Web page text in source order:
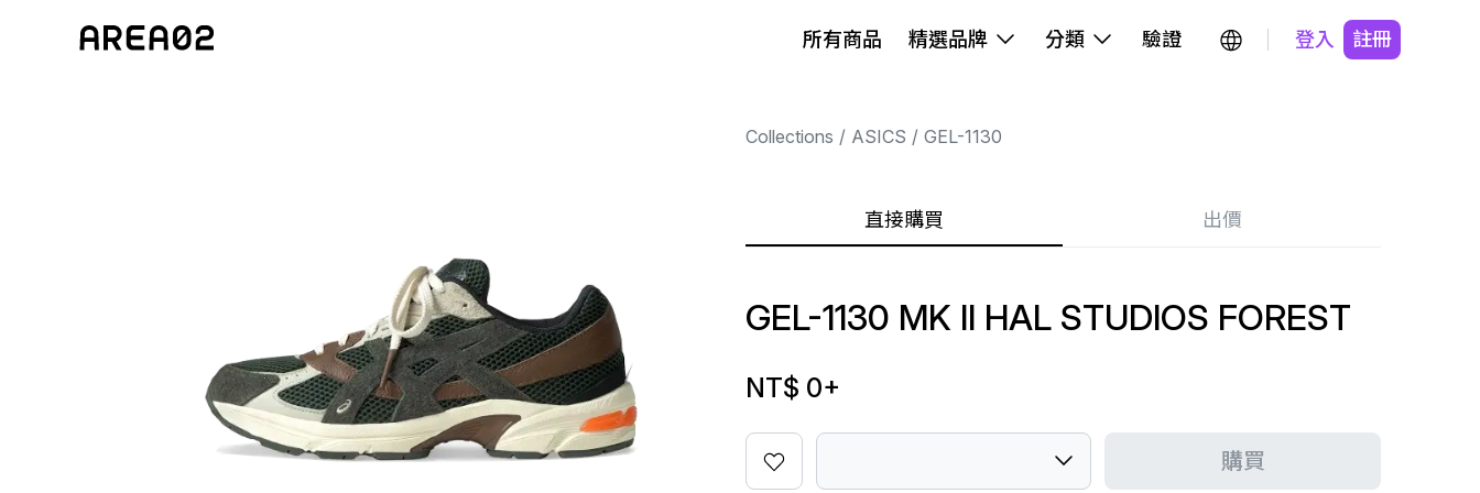
所有商品 精選品牌 分類 驗證 登入 註冊
Collections ASICS GEL-1130
直接購買 出價
GEL-1130 MK II HAL STUDIOS FOREST
NT$ 0+
購買